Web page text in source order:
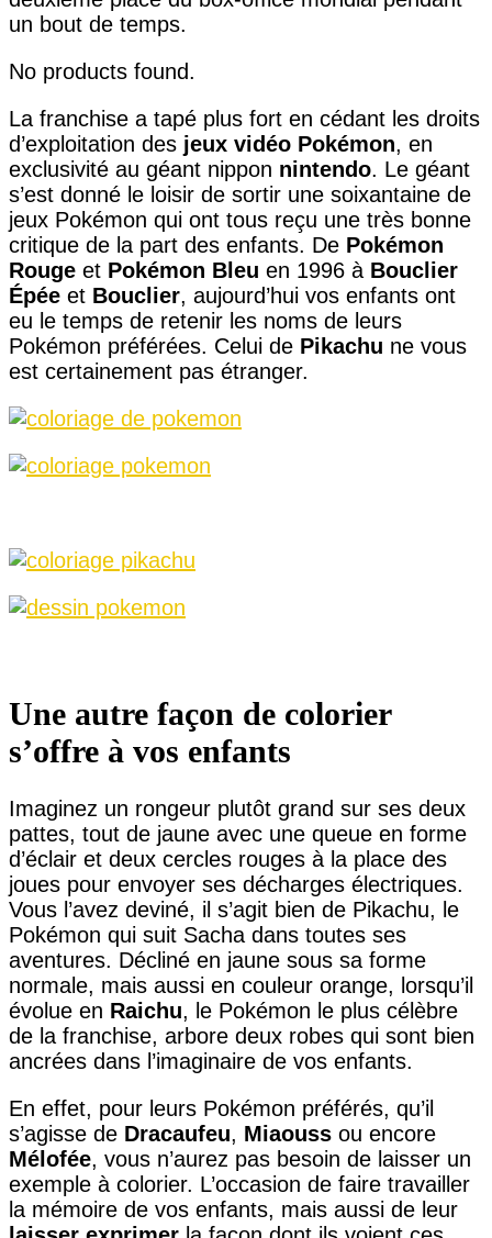
un bout de temps.
No products found.
La franchise a tapé plus fort en cédant les droits
d’exploitation des jeux vidéo Pokémon, en
exclusivité au géant nippon nintendo. Le géant
s’est donné le loisir de sortir une soixantaine de
jeux Pokémon qui ont tous reçu une très bonne
critique de la part des enfants. De Pokémon
Rouge et Pokémon Bleu en 1996 à Bouclier
Épée et Bouclier, aujourd’hui vos enfants ont
eu le temps de retenir les noms de leurs
Pokémon préférées. Celui de Pikachu ne vous
est certainement pas étranger.
Une autre façon de colorier
s’offre à vos enfants
Imaginez un rongeur plutôt grand sur ses deux
pattes, tout de jaune avec une queue en forme
d’éclair et deux cercles rouges à la place des
joues pour envoyer ses décharges électriques.
Vous l’avez deviné, il s’agit bien de Pikachu, le
Pokémon qui suit Sacha dans toutes ses
aventures. Décliné en jaune sous sa forme
normale, mais aussi en couleur orange, lorsqu’il
évolue en Raichu, le Pokémon le plus célèbre
de la franchise, arbore deux robes qui sont bien
ancrées dans l’imaginaire de vos enfants.
En effet, pour leurs Pokémon préférés, qu’il
s’agisse de Dracaufeu, Miaouss ou encore
Mélofée, vous n’aurez pas besoin de laisser un
exemple à colorier. L’occasion de faire travailler
la mémoire de vos enfants, mais aussi de leur